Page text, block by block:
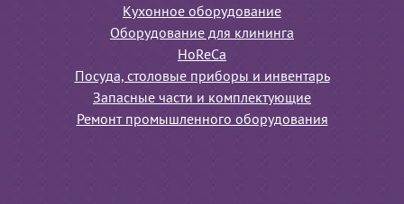
Кухонное оборудование
Оборудование для клининга
HoReCa
Посуда, столовые приборы и инвентарь
Запасные части и комплектующие
Ремонт промышленного оборудования